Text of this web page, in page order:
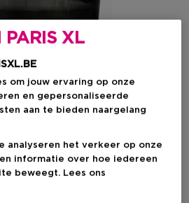
PARIS XL
om jouw ervaring op onze
en gepersonaliseerde
aan te bieden naargelang
analyseren het verkeer op onze
informatie over hoe iedereen
beweegt. Lees ons